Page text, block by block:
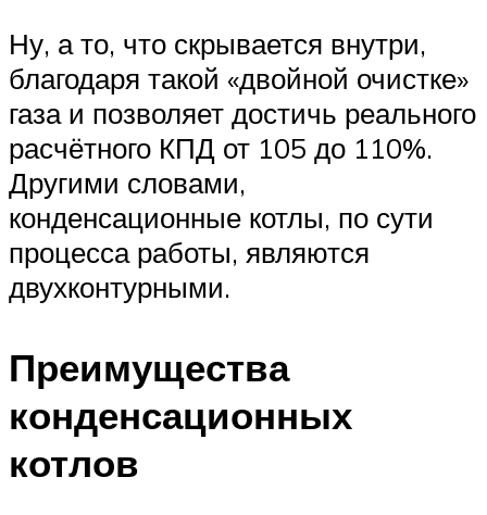
Ну, а то, что скрывается внутри,
благодаря такой «двойной очистке»
газа и позволяет достичь реального
расчётного КПД от 105 до 110%.
Другими словами,
конденсационные котлы, по сути
процесса работы, являются
двухконтурными.
Преимущества
конденсационных
котлов